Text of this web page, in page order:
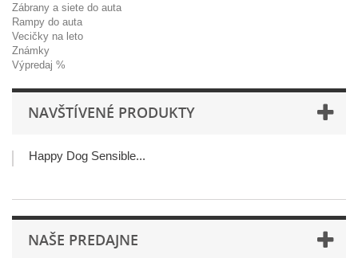
Zábrany a siete do auta
Rampy do auta
Vecičky na leto
Známky
Výpredaj %
NAVŠTÍVENÉ PRODUKTY
Happy Dog Sensible...
NAŠE PREDAJNE